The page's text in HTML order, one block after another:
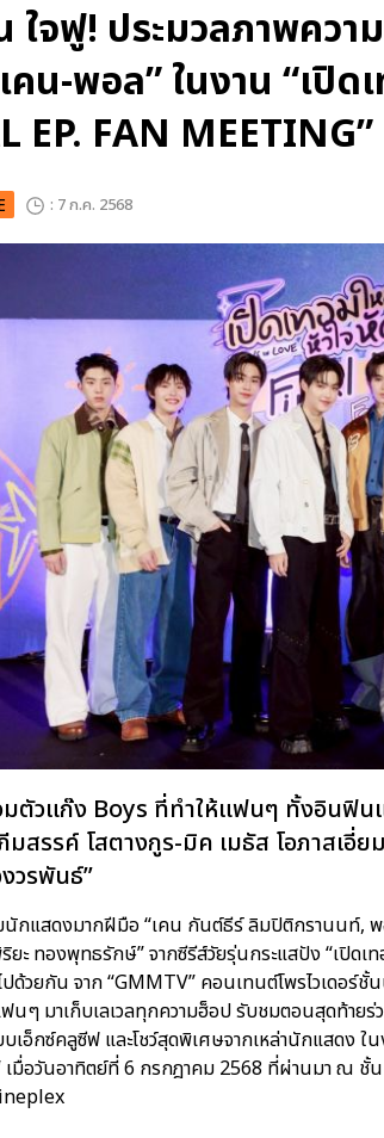
ใจฟู! ประมวลภาพควา
น-พอล” ในงาน “เปิด
EP. FAN MEETING”
: 7 ก.ค. 2568
มตัวแก๊ง Boys ที่ทำให้แฟนๆ ทั้งอินฟิ
มสรรค์ โสตางกูร-มิค เมธัส โอภาสเ
วรพันธ์”
กแสดงมากฝีมือ “เคน กันต์ธีร์ ลิมปิติกรานนท์,
ะ ทองพุทธรักษ์” จากซีรีส์วัยรุ่นกระแสปัง “เปิดเ
ด้วยกัน จาก “GMMTV” คอนเทนต์โพรไวเดอร์
นๆ มาเก็บเลเวลทุกความฮ็อป รับชมตอนสุดท้าย
อ็กซ์คลูซีฟ และโชว์สุดพิเศษจากเหล่านักแสดง ใ
เมื่อวันอาทิตย์ที่ 6 กรกฎาคม 2568 ที่ผ่านมา ณ ชั้